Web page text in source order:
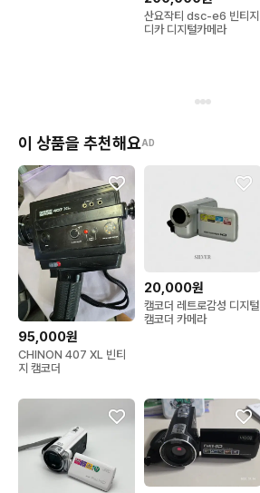
산요작티 dsc-e6 빈티지
디카 디지털카메라
이 상품을 추천해요AD
95,000원
CHINON 407 XL 빈티
지 캠코더
20,000원
캠코더 레트로감성 디지털
캠코더 카메라